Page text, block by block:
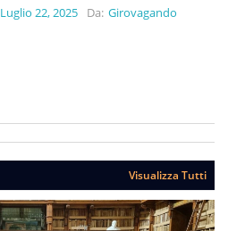
Luglio 22, 2025 Da: Girovagando
Visualizza Tutti